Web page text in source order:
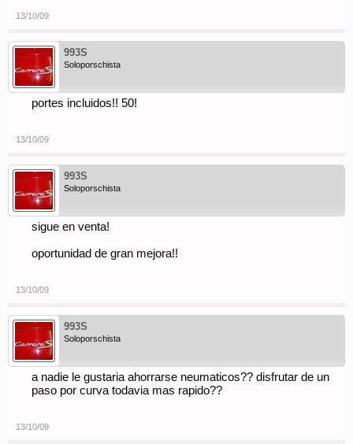
13/10/09
993S
Soloporschista
portes incluidos!! 50!
13/10/09
993S
Soloporschista
sigue en venta!
oportunidad de gran mejora!!
13/10/09
993S
Soloporschista
a nadie le gustaria ahorrarse neumaticos?? disfrutar de un
paso por curva todavia mas rapido??
13/10/09